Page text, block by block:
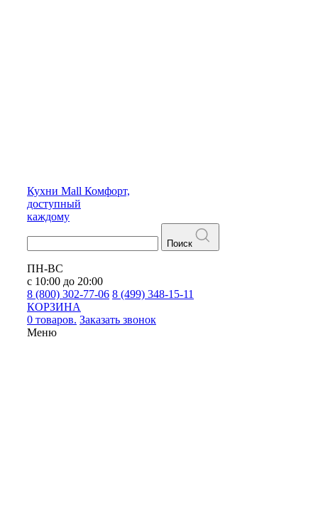
Кухни Mall Комфорт,
доступный
каждому
Поиск
ПН-ВС
с 10:00 до 20:00
8 (800) 302-77-06 8 (499) 348-15-11
КОРЗИНА
0 товаров. Заказать звонок
Меню